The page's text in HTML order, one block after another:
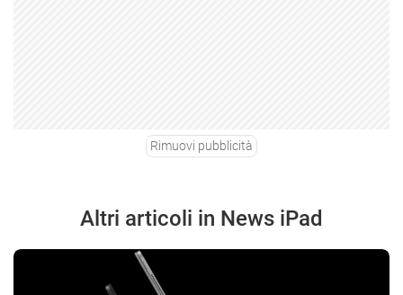
Rimuovi pubblicità
Altri articoli in News iPad